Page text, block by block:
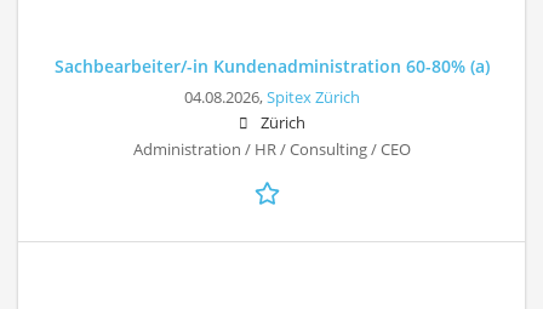
Sachbearbeiter/-in Kundenadministration 60-80% (a)
04.08.2026,Spitex Zürich
Zürich
Administration / HR / Consulting / CEO